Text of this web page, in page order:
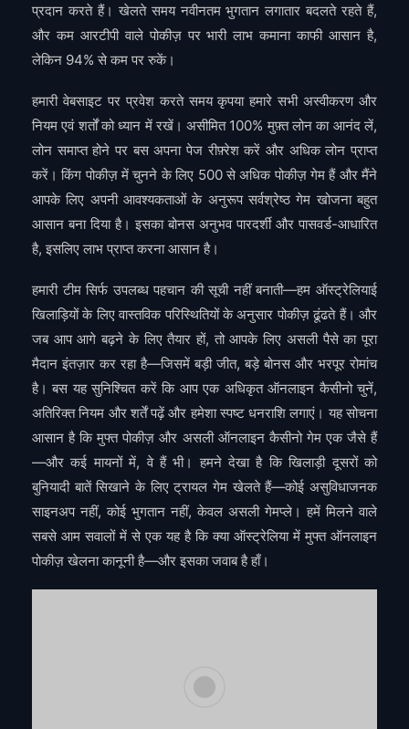
प्रदान करते हैं। खेलते समय नवीनतम भुगतान लगातार बदलते रहते हैं,
और कम आरटीपी वाले पोकीज़ पर भारी लाभ कमाना काफी आसान है,
लेकिन 94% से कम पर रुकें।
हमारी वेबसाइट पर प्रवेश करते समय कृपया हमारे सभी अस्वीकरण और
नियम एवं शर्तों को ध्यान में रखें। असीमित 100% मुफ़्त लोन का आनंद लें,
लोन समाप्त होने पर बस अपना पेज रीफ़्रेश करें और अधिक लोन प्राप्त
करें। किंग पोकीज़ में चुनने के लिए 500 से अधिक पोकीज़ गेम हैं और मैंने
आपके लिए अपनी आवश्यकताओं के अनुरूप सर्वश्रेष्ठ गेम खोजना बहुत
आसान बना दिया है। इसका बोनस अनुभव पारदर्शी और पासवर्ड-आधारित
है, इसलिए लाभ प्राप्त करना आसान है।
हमारी टीम सिर्फ उपलब्ध पहचान की सूची नहीं बनाती—हम ऑस्ट्रेलियाई
खिलाड़ियों के लिए वास्तविक परिस्थितियों के अनुसार पोकीज़ ढूंढते हैं। और
जब आप आगे बढ़ने के लिए तैयार हों, तो आपके लिए असली पैसे का पूरा
मैदान इंतज़ार कर रहा है—जिसमें बड़ी जीत, बड़े बोनस और भरपूर रोमांच
है। बस यह सुनिश्चित करें कि आप एक अधिकृत ऑनलाइन कैसीनो चुनें,
अतिरिक्त नियम और शर्तें पढ़ें और हमेशा स्पष्ट धनराशि लगाएं। यह सोचना
आसान है कि मुफ्त पोकीज़ और असली ऑनलाइन कैसीनो गेम एक जैसे हैं
—और कई मायनों में, वे हैं भी। हमने देखा है कि खिलाड़ी दूसरों को
बुनियादी बातें सिखाने के लिए ट्रायल गेम खेलते हैं—कोई असुविधाजनक
साइनअप नहीं, कोई भुगतान नहीं, केवल असली गेमप्ले। हमें मिलने वाले
सबसे आम सवालों में से एक यह है कि क्या ऑस्ट्रेलिया में मुफ्त ऑनलाइन
पोकीज़ खेलना कानूनी है—और इसका जवाब है हाँ।